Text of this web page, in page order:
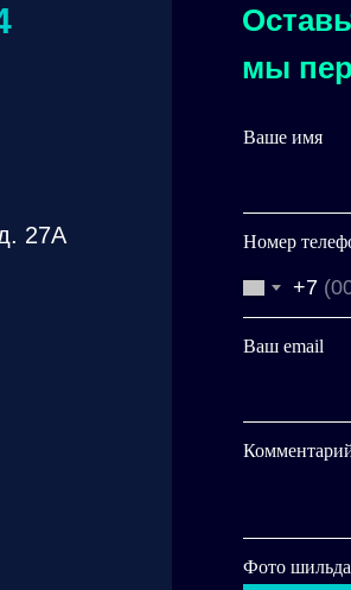
мы
Ваше имя
Номер
+7
Ваш email
Фото
27А